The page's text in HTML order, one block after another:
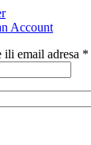
Account
email adresa *